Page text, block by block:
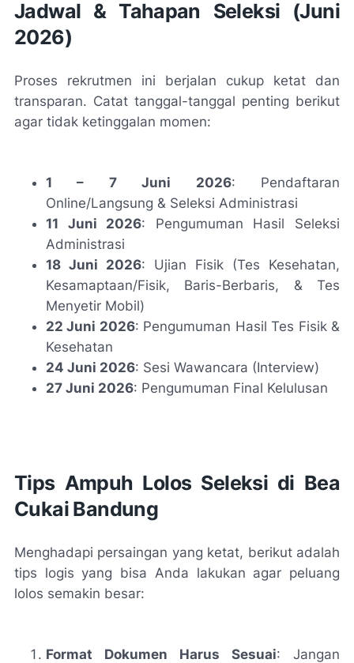
Jadwal & Tahapan Seleksi (Juni
2026)
Proses rekrutmen ini berjalan cukup ketat dan
transparan. Catat tanggal-tanggal penting berikut
agar tidak ketinggalan momen:
1 – 7 Juni 2026: Pendaftaran
Online/Langsung & Seleksi Administrasi
11 Juni 2026: Pengumuman Hasil Seleksi
Administrasi
18 Juni 2026: Ujian Fisik (Tes Kesehatan,
Kesamaptaan/Fisik, Baris-Berbaris, & Tes
Menyetir Mobil)
22 Juni 2026: Pengumuman Hasil Tes Fisik &
Kesehatan
24 Juni 2026: Sesi Wawancara (Interview)
27 Juni 2026: Pengumuman Final Kelulusan
Tips Ampuh Lolos Seleksi di Bea
Cukai Bandung
Menghadapi persaingan yang ketat, berikut adalah
tips logis yang bisa Anda lakukan agar peluang
lolos semakin besar:
Format Dokumen Harus Sesuai: Jangan